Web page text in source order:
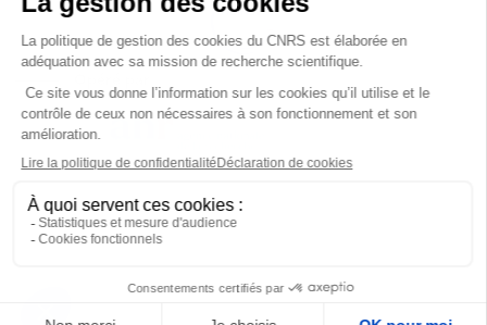
Gestion des cookies
Accessibilité – non conforme